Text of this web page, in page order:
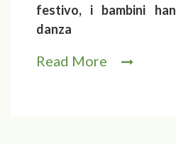
festivo, i bambini
danza
Read More